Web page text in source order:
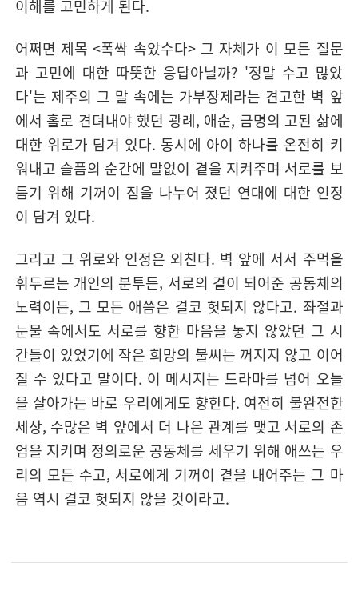
이해를 고민하게 된다.
어쩌면 제목 <폭싹 속았수다> 그 자체가 이 모든 질문
과 고민에 대한 따뜻한 응답아닐까? '정말 수고 많았
다'는 제주의 그 말 속에는 가부장제라는 견고한 벽 앞
에서 홀로 견뎌내야 했던 광례, 애순, 금명의 고된 삶에
대한 위로가 담겨 있다. 동시에 아이 하나를 온전히 키
워내고 슬픔의 순간에 말없이 곁을 지켜주며 서로를 보
듬기 위해 기꺼이 짐을 나누어 졌던 연대에 대한 인정
이 담겨 있다.
그리고 그 위로와 인정은 외친다. 벽 앞에 서서 주먹을
휘두르는 개인의 분투든, 서로의 곁이 되어준 공동체의
노력이든, 그 모든 애씀은 결코 헛되지 않다고. 좌절과
눈물 속에서도 서로를 향한 마음을 놓지 않았던 그 시
간들이 있었기에 작은 희망의 불씨는 꺼지지 않고 이어
질 수 있다고 말이다. 이 메시지는 드라마를 넘어 오늘
을 살아가는 바로 우리에게도 향한다. 여전히 불완전한
세상, 수많은 벽 앞에서 더 나은 관계를 맺고 서로의 존
엄을 지키며 정의로운 공동체를 세우기 위해 애쓰는 우
리의 모든 수고, 서로에게 기꺼이 곁을 내어주는 그 마
음 역시 결코 헛되지 않을 것이라고.